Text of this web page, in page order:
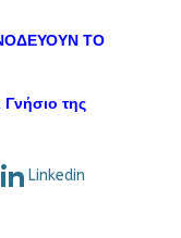
ΤΟ
της
Linkedin